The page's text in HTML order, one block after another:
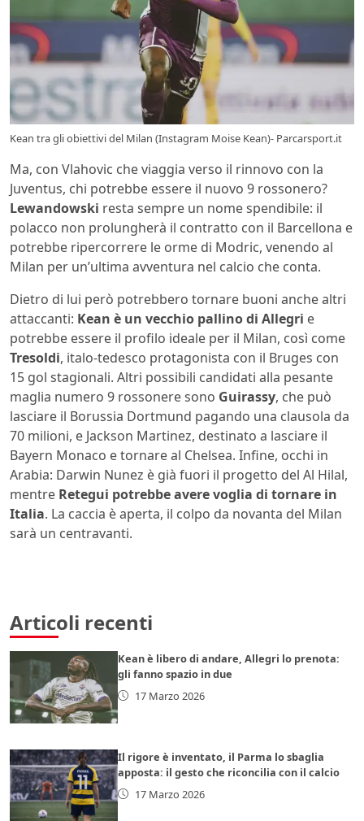
Kean tra gli obiettivi del Milan (Instagram Moise Kean)- Parcarsport.it
Ma, con Vlahovic che viaggia verso il rinnovo con la
Juventus, chi potrebbe essere il nuovo 9 rossonero?
Lewandowski resta sempre un nome spendibile: il
polacco non prolungherà il contratto con il Barcellona e
potrebbe ripercorrere le orme di Modric, venendo al
Milan per un’ultima avventura nel calcio che conta.
Dietro di lui però potrebbero tornare buoni anche altri
attaccanti: Kean è un vecchio pallino di Allegri e
potrebbe essere il profilo ideale per il Milan, così come
Tresoldi, italo-tedesco protagonista con il Bruges con
15 gol stagionali. Altri possibili candidati alla pesante
maglia numero 9 rossonere sono Guirassy, che può
lasciare il Borussia Dortmund pagando una clausola da
70 milioni, e Jackson Martinez, destinato a lasciare il
Bayern Monaco e tornare al Chelsea. Infine, occhi in
Arabia: Darwin Nunez è già fuori il progetto del Al Hilal,
mentre Retegui potrebbe avere voglia di tornare in
Italia. La caccia è aperta, il colpo da novanta del Milan
sarà un centravanti.
Articoli recenti
Kean è libero di andare, Allegri lo prenota:
gli fanno spazio in due
17 Marzo 2026
Il rigore è inventato, il Parma lo sbaglia
apposta: il gesto che riconcilia con il calcio
17 Marzo 2026